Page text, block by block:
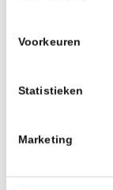
Voorkeuren
Statistieken
Marketing